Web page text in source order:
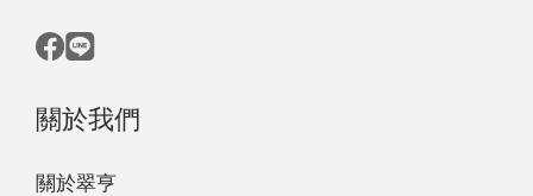
關於我們
關於翠亨